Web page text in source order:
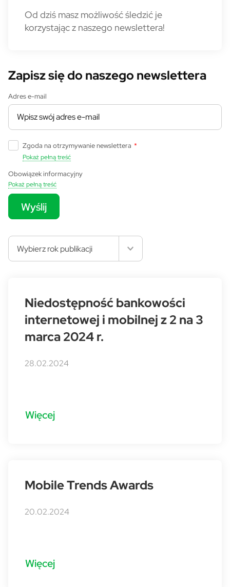
Od dziś masz możliwość śledzić je
korzystając z naszego newslettera!
Zapisz się do naszego newslettera
Adres e-mail
Zgoda na otrzymywanie newslettera *
Pokaż pełną treść
Obowiązek informacyjny
Pokaż pełną treść
Wyślij
Wybierz rok publikacji
Niedostępność bankowości
internetowej i mobilnej z 2 na 3
marca 2024 r.
28.02.2024
Więcej
Mobile Trends Awards
20.02.2024
Więcej